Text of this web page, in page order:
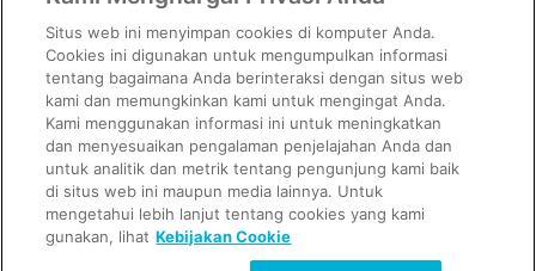
GoPay Indonesia berizin dan diawasi oleh Bank Indonesia.
GoPay Pinjam oleh PT Mapan Global Reksa dan GoPay Later
oleh PT Multifinance Anak Bangsa berizin dan diawasi oleh
OJK.
© 2023-2025 GoPay - PT Dompet Anak Bangsa. All Rights
Situs web ini menyimpan cookies di komputer Anda.
Cookies ini digunakan untuk mengumpulkan informasi
tentang bagaimana Anda berinteraksi dengan situs web
kami dan memungkinkan kami untuk mengingat Anda.
Kami menggunakan informasi ini untuk meningkatkan
dan menyesuaikan pengalaman penjelajahan Anda dan
untuk analitik dan metrik tentang pengunjung kami baik
di situs web ini maupun media lainnya. Untuk
mengetahui lebih lanjut tentang cookies yang kami
gunakan, lihat Kebijakan Cookie